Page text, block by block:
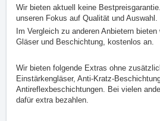
Wir bieten aktuell keine
unseren Fokus auf Qualität und Auswahl.
Im Vergleich zu anderen Anbietern
Gläser und Beschichtung, kostenlos an.
Wir bieten folgende Extras ohne
Einstärkengläser, Anti-Kratz-
Antireflexbeschichtungen. Bei vielen
dafür extra bezahlen.